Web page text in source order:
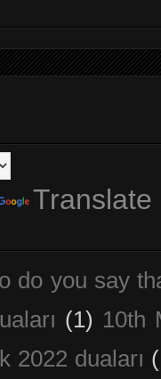
Translate
do you say
(1) 10th
2022 duaları